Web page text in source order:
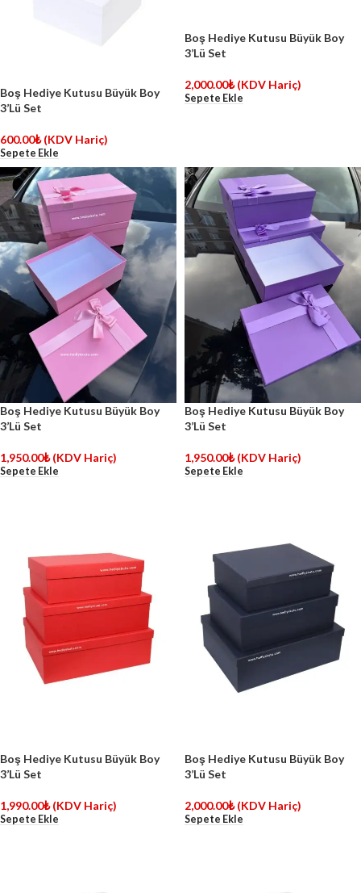
Boş Hediye Kutusu Büyük Boy
3’Lü Set
600.00₺ (KDV Hariç)
Sepete Ekle
Boş Hediye Kutusu Büyük Boy
3’Lü Set
2,000.00₺ (KDV Hariç)
Sepete Ekle
Boş Hediye Kutusu Büyük Boy
3’Lü Set
1,950.00₺ (KDV Hariç)
Sepete Ekle
Boş Hediye Kutusu Büyük Boy
3’Lü Set
1,950.00₺ (KDV Hariç)
Sepete Ekle
Boş Hediye Kutusu Büyük Boy
3’Lü Set
1,990.00₺ (KDV Hariç)
Sepete Ekle
Boş Hediye Kutusu Büyük Boy
3’Lü Set
2,000.00₺ (KDV Hariç)
Sepete Ekle